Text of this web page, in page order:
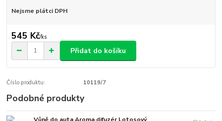
Nejsme plátci DPH
545 Kč/ks
Přidat do košíku
Číslo produktu: 10119/7
Podobné produkty